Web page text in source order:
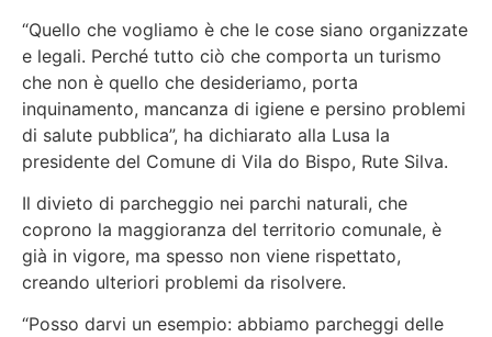
“Quello che vogliamo è che le cose siano organizzate
e legali. Perché tutto ciò che comporta un turismo
che non è quello che desideriamo, porta
inquinamento, mancanza di igiene e persino problemi
di salute pubblica”, ha dichiarato alla Lusa la
presidente del Comune di Vila do Bispo, Rute Silva.
Il divieto di parcheggio nei parchi naturali, che
coprono la maggioranza del territorio comunale, è
già in vigore, ma spesso non viene rispettato,
creando ulteriori problemi da risolvere.
“Posso darvi un esempio: abbiamo parcheggi delle